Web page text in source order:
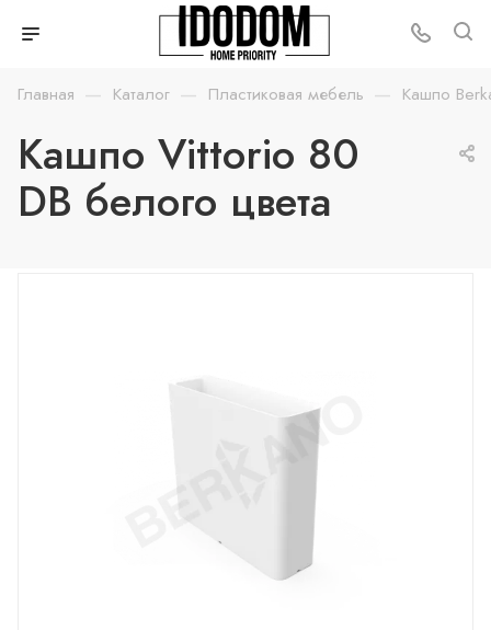
Главная — Каталог — Пластиковая мебель — Кашпо
Кашпо Vittorio 80
DB белого цвета